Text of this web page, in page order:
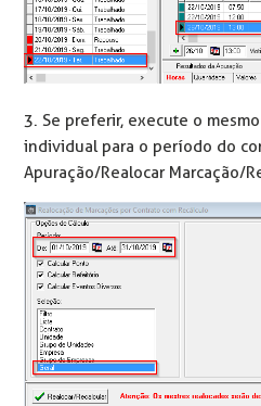
3. Se preferir, execute o
individual para o período do
Apuração/Realocar Marcação/